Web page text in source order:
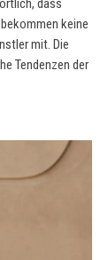
dass
keine
mit. Die
Tendenzen der